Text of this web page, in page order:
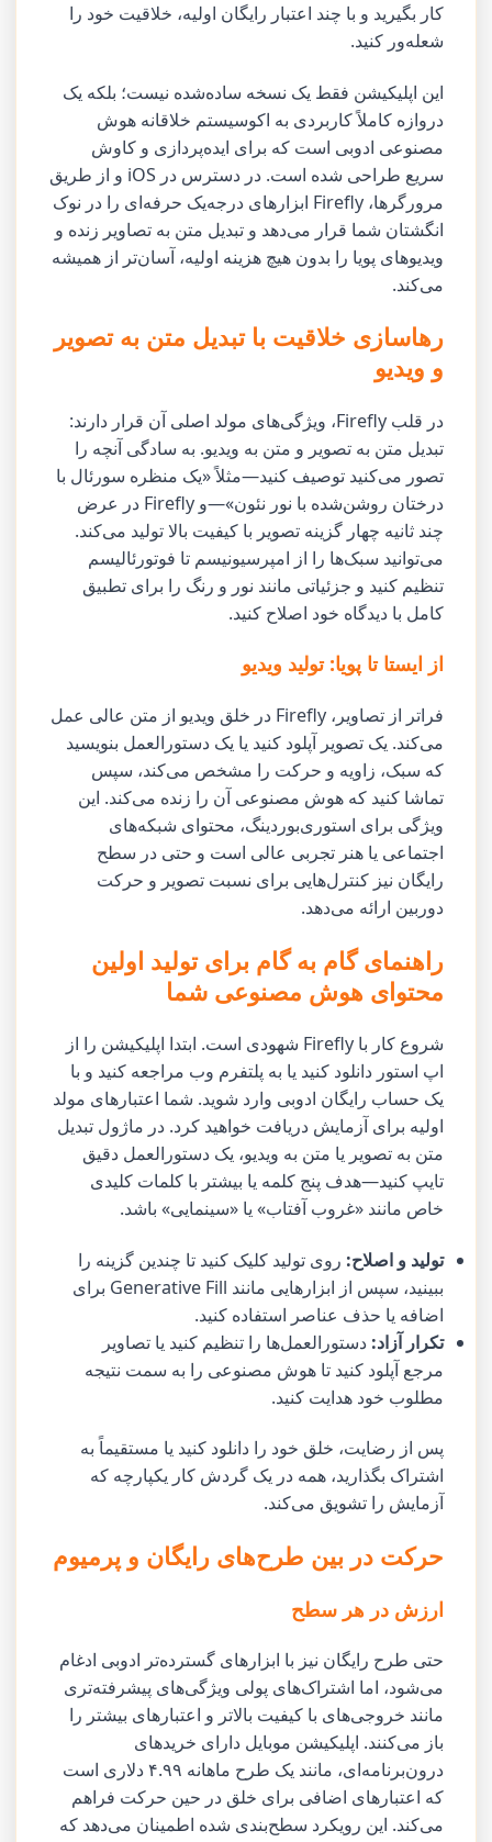
کار بگیرید و با چند اعتبار رایگان اولیه، خلاقیت خود را
شعله‌ور کنید.
این اپلیکیشن فقط یک نسخه ساده‌شده نیست؛ بلکه یک
دروازه کاملاً کاربردی به اکوسیستم خلاقانه هوش
مصنوعی ادوبی است که برای ایده‌پردازی و کاوش
سریع طراحی شده است. در دسترس در iOS و از طریق
مرورگرها، Firefly ابزارهای درجه‌یک حرفه‌ای را در نوک
انگشتان شما قرار می‌دهد و تبدیل متن به تصاویر زنده و
ویدیوهای پویا را بدون هیچ هزینه اولیه، آسان‌تر از همیشه
می‌کند.
رهاسازی خلاقیت با تبدیل متن به تصویر
و ویدیو
در قلب Firefly، ویژگی‌های مولد اصلی آن قرار دارند:
تبدیل متن به تصویر و متن به ویدیو. به سادگی آنچه را
تصور می‌کنید توصیف کنید—مثلاً «یک منظره سورئال با
درختان روشن‌شده با نور نئون»—و Firefly در عرض
چند ثانیه چهار گزینه تصویر با کیفیت بالا تولید می‌کند.
می‌توانید سبک‌ها را از امپرسیونیسم تا فوتورئالیسم
تنظیم کنید و جزئیاتی مانند نور و رنگ را برای تطبیق
کامل با دیدگاه خود اصلاح کنید.
از ایستا تا پویا: تولید ویدیو
فراتر از تصاویر، Firefly در خلق ویدیو از متن عالی عمل
می‌کند. یک تصویر آپلود کنید یا یک دستورالعمل بنویسید
که سبک، زاویه و حرکت را مشخص می‌کند، سپس
تماشا کنید که هوش مصنوعی آن را زنده می‌کند. این
ویژگی برای استوری‌بوردینگ، محتوای شبکه‌های
اجتماعی یا هنر تجربی عالی است و حتی در سطح
رایگان نیز کنترل‌هایی برای نسبت تصویر و حرکت
دوربین ارائه می‌دهد.
راهنمای گام به گام برای تولید اولین
محتوای هوش مصنوعی شما
شروع کار با Firefly شهودی است. ابتدا اپلیکیشن را از
اپ استور دانلود کنید یا به پلتفرم وب مراجعه کنید و با
یک حساب رایگان ادوبی وارد شوید. شما اعتبارهای مولد
اولیه برای آزمایش دریافت خواهید کرد. در ماژول تبدیل
متن به تصویر یا متن به ویدیو، یک دستورالعمل دقیق
تایپ کنید—هدف پنج کلمه یا بیشتر با کلمات کلیدی
خاص مانند «غروب آفتاب» یا «سینمایی» باشد.
تولید و اصلاح: روی تولید کلیک کنید تا چندین گزینه را
ببینید، سپس از ابزارهایی مانند Generative Fill برای
اضافه یا حذف عناصر استفاده کنید.
تکرار آزاد: دستورالعمل‌ها را تنظیم کنید یا تصاویر
مرجع آپلود کنید تا هوش مصنوعی را به سمت نتیجه
مطلوب خود هدایت کنید.
پس از رضایت، خلق خود را دانلود کنید یا مستقیماً به
اشتراک بگذارید، همه در یک گردش کار یکپارچه که
آزمایش را تشویق می‌کند.
حرکت در بین طرح‌های رایگان و پرمیوم
ارزش در هر سطح
حتی طرح رایگان نیز با ابزارهای گسترده‌تر ادوبی ادغام
می‌شود، اما اشتراک‌های پولی ویژگی‌های پیشرفته‌تری
مانند خروجی‌های با کیفیت بالاتر و اعتبارهای بیشتر را
باز می‌کنند. اپلیکیشن موبایل دارای خریدهای
درون‌برنامه‌ای، مانند یک طرح ماهانه ۴.۹۹ دلاری است
که اعتبارهای اضافی برای خلق در حین حرکت فراهم
می‌کند. این رویکرد سطح‌بندی شده اطمینان می‌دهد که